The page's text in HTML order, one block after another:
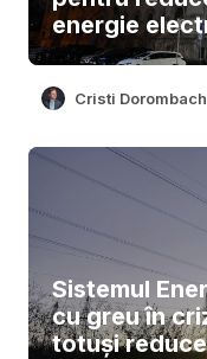
energie
Cristi Dorombach
Sistemul
cu greu în
totuși